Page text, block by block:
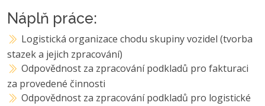
Náplň práce:
Logistická organizace chodu skupiny vozidel (tvorba
stazek a jejich zpracování)
Odpovědnost za zpracování podkladů pro fakturaci
za provedené činnosti
Odpovědnost za zpracování podkladů pro logistické